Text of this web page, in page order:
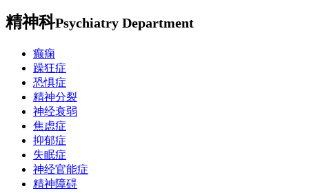
精神科Psychiatry Department
癫痫
躁狂症
恐惧症
精神分裂
神经衰弱
焦虑症
抑郁症
失眠症
神经官能症
精神障碍